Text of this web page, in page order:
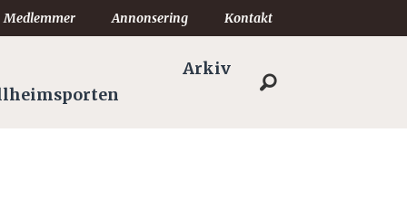
Medlemmer Annonsering Kontakt
Arkiv